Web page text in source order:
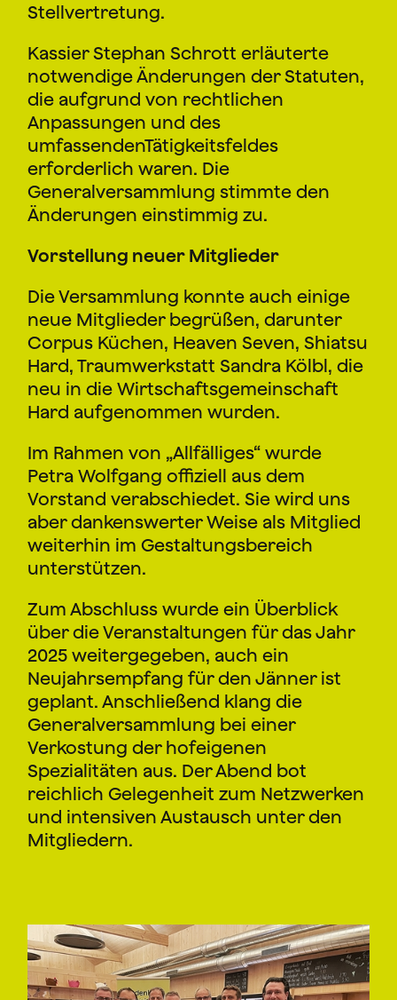
Stellvertretung.
Kassier Stephan Schrott erläuterte
notwendige Änderungen der Statuten,
die aufgrund von rechtlichen
Anpassungen und des
umfassendenTätigkeitsfeldes
erforderlich waren. Die
Generalversammlung stimmte den
Änderungen einstimmig zu.
Vorstellung neuer Mitglieder
Die Versammlung konnte auch einige
neue Mitglieder begrüßen, darunter
Corpus Küchen, Heaven Seven, Shiatsu
Hard, Traumwerkstatt Sandra Kölbl, die
neu in die Wirtschaftsgemeinschaft
Hard aufgenommen wurden.
Im Rahmen von „Allfälliges“ wurde
Petra Wolfgang offiziell aus dem
Vorstand verabschiedet. Sie wird uns
aber dankenswerter Weise als Mitglied
weiterhin im Gestaltungsbereich
unterstützen.
Zum Abschluss wurde ein Überblick
über die Veranstaltungen für das Jahr
2025 weitergegeben, auch ein
Neujahrsempfang für den Jänner ist
geplant. Anschließend klang die
Generalversammlung bei einer
Verkostung der hofeigenen
Spezialitäten aus. Der Abend bot
reichlich Gelegenheit zum Netzwerken
und intensiven Austausch unter den
Mitgliedern.